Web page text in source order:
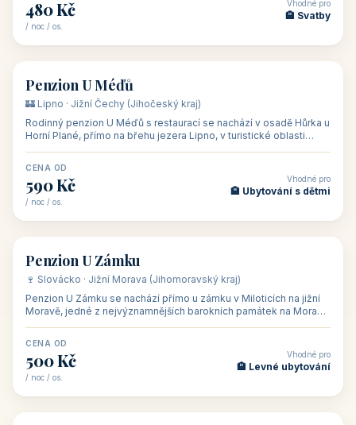
480 Kč
/ noc / os.
Vhodné pro
🏨 Svatby
🏡 penzion
Penzion U Méďů
🏰 Lipno · Jižní Čechy (Jihočeský kraj)
Rodinný penzion U Méďů s restaurací se nachází v osadě Hůrka u
Horní Plané, přímo na břehu jezera Lipno, v turistické oblasti
CENA OD
590 Kč
/ noc / os.
Vhodné pro
🏨 Ubytování s dětmi
🏡 penzion
Penzion U Zámku
🍷 Slovácko · Jižní Morava (Jihomoravský kraj)
Penzion U Zámku se nachází přímo u zámku v Miloticích na jižní
Moravě, jedné z nejvýznamnějších barokních památek na Moravě,
CENA OD
500 Kč
/ noc / os.
Vhodné pro
🏨 Levné ubytování